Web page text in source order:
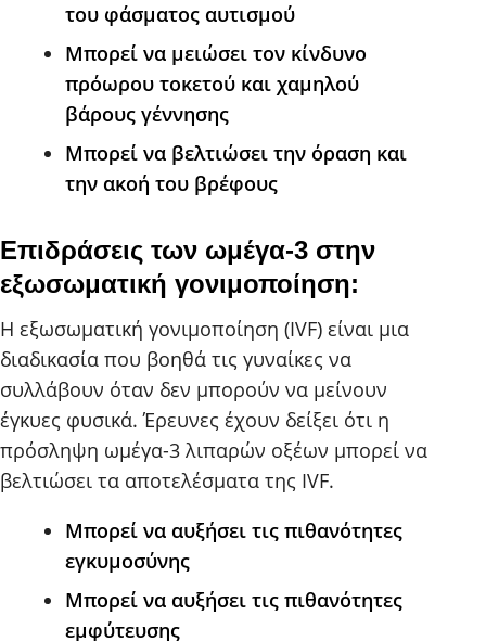
του φάσματος αυτισμού
Μπορεί να μειώσει τον κίνδυνο
πρόωρου τοκετού και χαμηλού
βάρους γέννησης
Μπορεί να βελτιώσει την όραση και
την ακοή του βρέφους
Επιδράσεις των ωμέγα-3 στην
εξωσωματική γονιμοποίηση:
Η εξωσωματική γονιμοποίηση (IVF) είναι μια
διαδικασία που βοηθά τις γυναίκες να
συλλάβουν όταν δεν μπορούν να μείνουν
έγκυες φυσικά. Έρευνες έχουν δείξει ότι η
πρόσληψη ωμέγα-3 λιπαρών οξέων μπορεί να
βελτιώσει τα αποτελέσματα της IVF.
Μπορεί να αυξήσει τις πιθανότητες
εγκυμοσύνης
Μπορεί να αυξήσει τις πιθανότητες
εμφύτευσης